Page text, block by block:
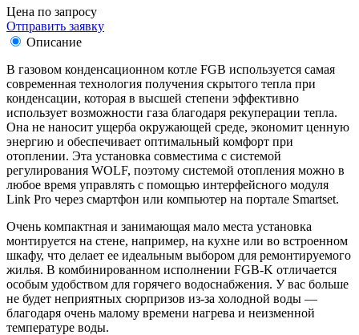
Цена по запросу
Отправить заявку
Описание
В газовом конденсационном котле FGB используется самая
современная технология получения скрытого тепла при
конденсации, которая в высшей степени эффективно
использует возможности газа благодаря рекуперации тепла.
Она не наносит ущерба окружающей среде, экономит ценную
энергию и обеспечивает оптимальный комфорт при
отоплении. Эта установка совместима с системой
регулирования WOLF, поэтому системой отопления можно в
любое время управлять с помощью интерфейсного модуля
Link Pro через смартфон или компьютер на портале Smartset.
Очень компактная и занимающая мало места установка
монтируется на стене, например, на кухне или во встроенном
шкафу, что делает ее идеальным выбором для ремонтируемого
жилья. В комбинированном исполнении FGB-K отличается
особым удобством для горячего водоснабжения. У вас больше
не будет неприятных сюрпризов из-за холодной воды —
благодаря очень малому времени нагрева и неизменной
температуре воды.